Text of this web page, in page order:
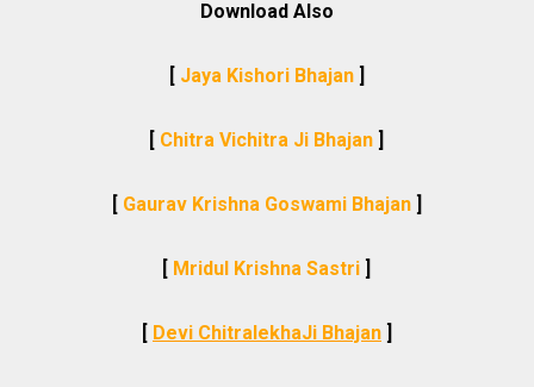
Download Also
[ Jaya Kishori Bhajan]
[ Chitra Vichitra Ji Bhajan ]
[ Gaurav Krishna Goswami Bhajan]
[ Mridul Krishna Sastri ]
[ Devi ChitralekhaJi Bhajan]